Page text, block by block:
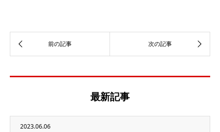
最新記事
2023.06.06